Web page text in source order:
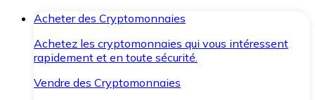
Acheter des Cryptomonnaies
Achetez les cryptomonnaies qui vous intéressent
rapidement et en toute sécurité.
Vendre des Cryptomonnaies